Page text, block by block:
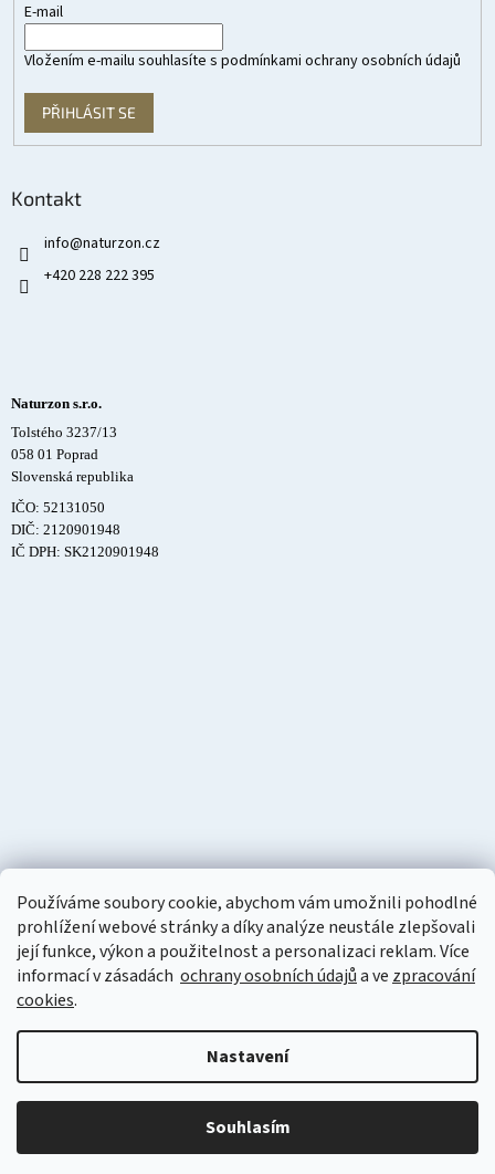
Používáme soubory cookie, abychom vám umožnili pohodlné
prohlížení webové stránky a díky analýze neustále zlepšovali
její funkce, výkon a použitelnost a personalizaci reklam. Více
informací v zásadách ochrany osobních údajůa ve zpracování
cookies.
Nastavení
Souhlasím
E-mail
Vložením e-mailu souhlasíte s podmínkami ochrany osobních údajů
PŘIHLÁSIT SE
Kontakt
info@naturzon.cz
+420 228 222 395
Naturzon s.r.o.
Tolstého 3237/13
058 01 Poprad
Slovenská republika
IČO: 52131050
DIČ: 2120901948
IČ DPH: SK2120901948
Copyright 2026Naturzon.cz. Všechna práva vyhrazena.Upravit